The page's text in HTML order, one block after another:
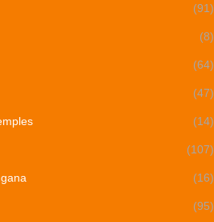
(91)
(8)
(64)
(47)
(14)
(107)
(16)
(95)